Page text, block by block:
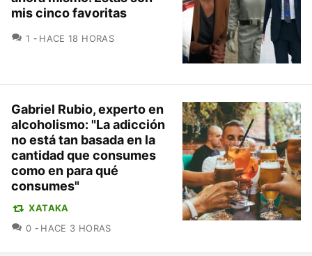
mis cinco favoritas
1 COMENTARIOS
HACE 18 HORAS
Gabriel Rubio, experto en
alcoholismo: "La adicción
no está tan basada en la
cantidad que consumes
como en para qué
consumes"
XATAKA
0 COMENTARIOS
HACE 3 HORAS